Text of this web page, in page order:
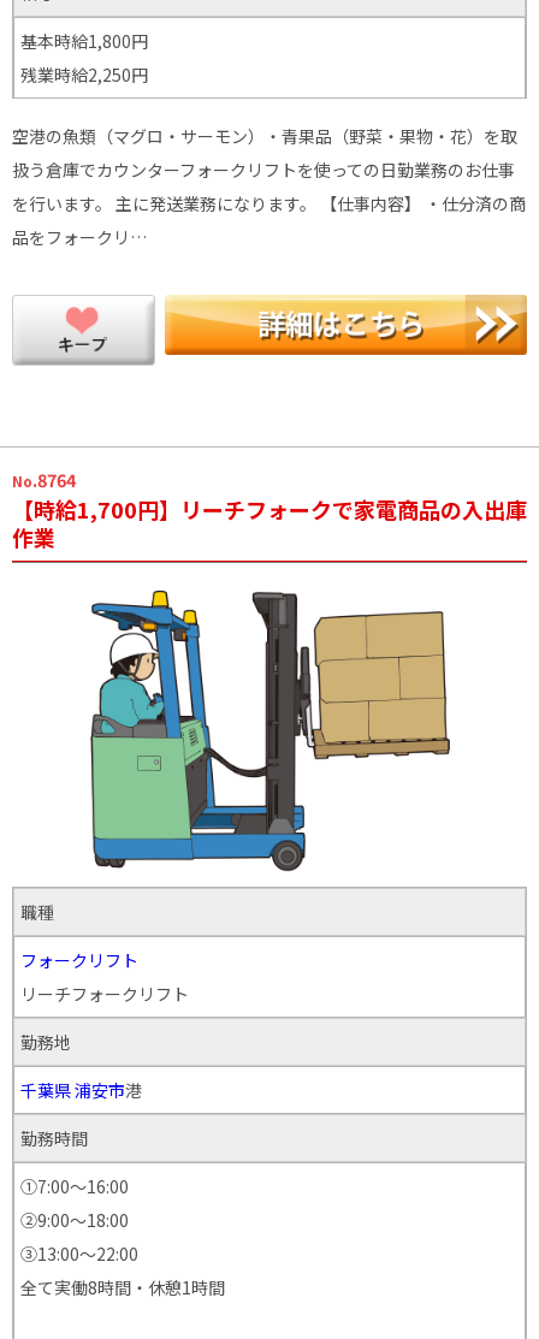
基本時給1,800円
残業時給2,250円
空港の魚類（マグロ・サーモン）・青果品（野菜・果物・花）を取
扱う倉庫でカウンターフォークリフトを使っての日勤業務のお仕事
を行います。 主に発送業務になります。 【仕事内容】 ・仕分済の商
品をフォークリ…
No.8764
【時給1,700円】リーチフォークで家電商品の入出庫
作業
職種
フォークリフト
リーチフォークリフト
勤務地
千葉県浦安市港
勤務時間
①7:00〜16:00
②9:00～18:00
③13:00〜22:00
全て実働8時間・休憩1時間